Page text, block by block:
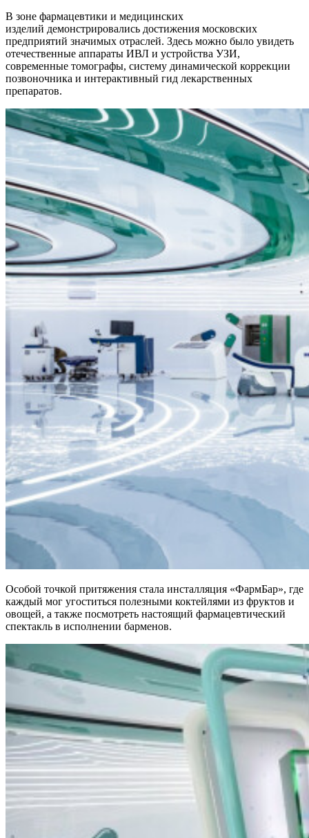
В зоне фармацевтики и медицинских
изделий демонстрировались достижения московских
предприятий значимых отраслей. Здесь можно было увидеть
отечественные аппараты ИВЛ и устройства УЗИ,
современные томографы, систему динамической коррекции
позвоночника и интерактивный гид лекарственных
препаратов.
Особой точкой притяжения стала инсталляция «ФармБар», где
каждый мог угоститься полезными коктейлями из фруктов и
овощей, а также посмотреть настоящий фармацевтический
спектакль в исполнении барменов.